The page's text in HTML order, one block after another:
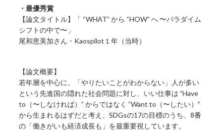
・最優秀賞
【論文タイトル】「 “WHAT” から “HOW” へ 〜パラダイム
シフトの中で〜」
尾和恵美加さん・Kaospilot１年（当時）
【論文概要】
若年層を中心に、「やりたいことがわからない」人が多い
という先進国の隠れた社会問題に対し、いい仕事は ”Have
to（〜しなければ）” からではなく ”Want to（〜したい）”
から生まれるはずだと考え、SDGsの17の目標のうち、8番
の「働きがいも経済成長も」を最重要視しています。